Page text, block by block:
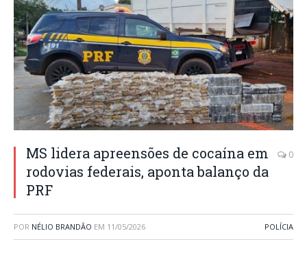
MS lidera apreensões de cocaína em
rodovias federais, aponta balanço da
PRF
0
POR NÉLIO BRANDÃO EM 11/05/2026 POLÍCIA